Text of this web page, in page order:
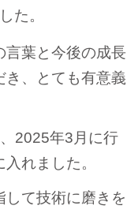
た。
言葉と今後の成長
き、とても有意義
2025年3月に行
れました。
て技術に磨きを